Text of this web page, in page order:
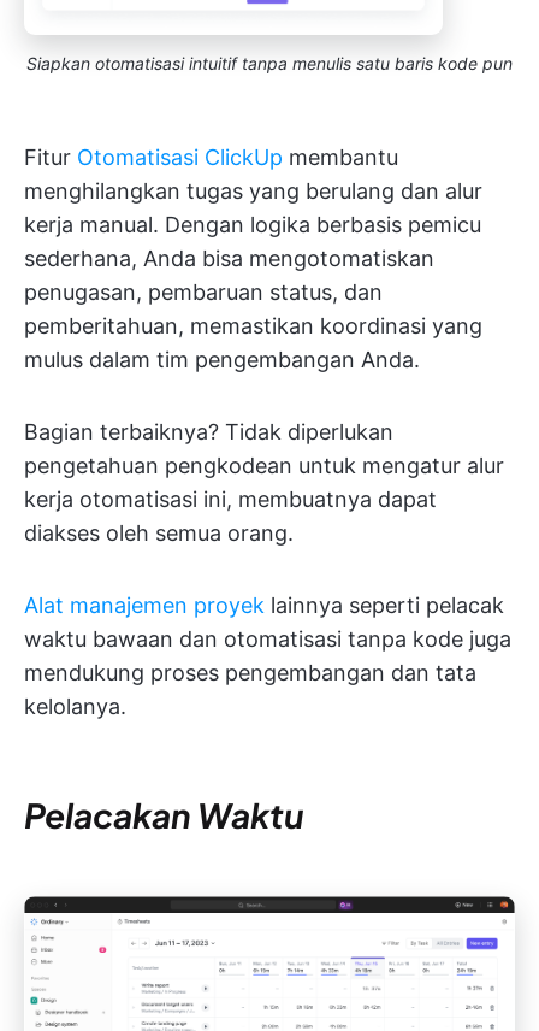
Siapkan otomatisasi intuitif tanpa menulis satu baris kode pun
Fitur Otomatisasi ClickUp membantu
menghilangkan tugas yang berulang dan alur
kerja manual. Dengan logika berbasis pemicu
sederhana, Anda bisa mengotomatiskan
penugasan, pembaruan status, dan
pemberitahuan, memastikan koordinasi yang
mulus dalam tim pengembangan Anda.
Bagian terbaiknya? Tidak diperlukan
pengetahuan pengkodean untuk mengatur alur
kerja otomatisasi ini, membuatnya dapat
diakses oleh semua orang.
Alat manajemen proyek lainnya seperti pelacak
waktu bawaan dan otomatisasi tanpa kode juga
mendukung proses pengembangan dan tata
kelolanya.
Pelacakan Waktu